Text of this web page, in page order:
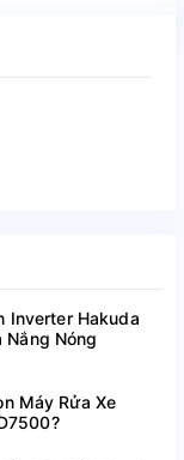
Inverter Hakuda
Nắng Nóng
Máy Rửa Xe